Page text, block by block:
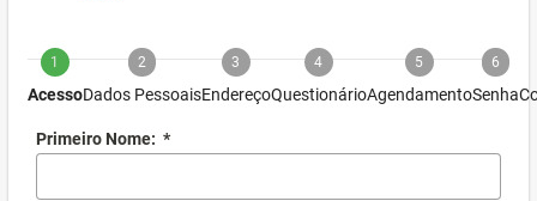
1
Acesso
2
Dados Pessoais
3
Endereço
4
Questionário
5
Agendamento
6
Senha
Primeiro Nome: *